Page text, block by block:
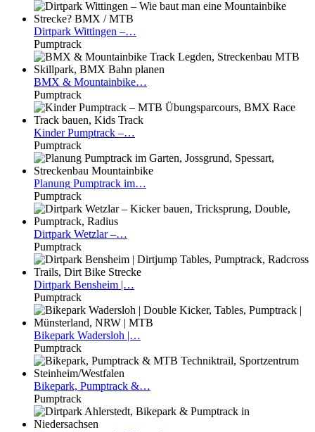
Dirtpark Wittingen –…
Pumptrack
BMX & Mountainbike…
Pumptrack
KinderPumptrack –…
Pumptrack
Planung Pumptrack im…
Pumptrack
Dirtpark Wetzlar –…
Pumptrack
Dirtpark Bensheim |…
Pumptrack
Bikepark Wadersloh |…
Pumptrack
Bikepark, Pumptrack &…
Pumptrack